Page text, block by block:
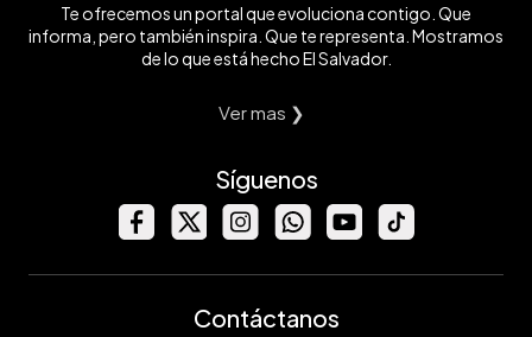
Te ofrecemos un portal que evoluciona contigo. Que
informa, pero también inspira. Que te representa. Mostramos
de lo que está hecho El Salvador.
Ver mas ❯
Síguenos
Contáctanos